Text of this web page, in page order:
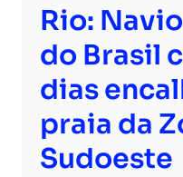
Rio:
do Brasil
dias
praia da
Sudoeste